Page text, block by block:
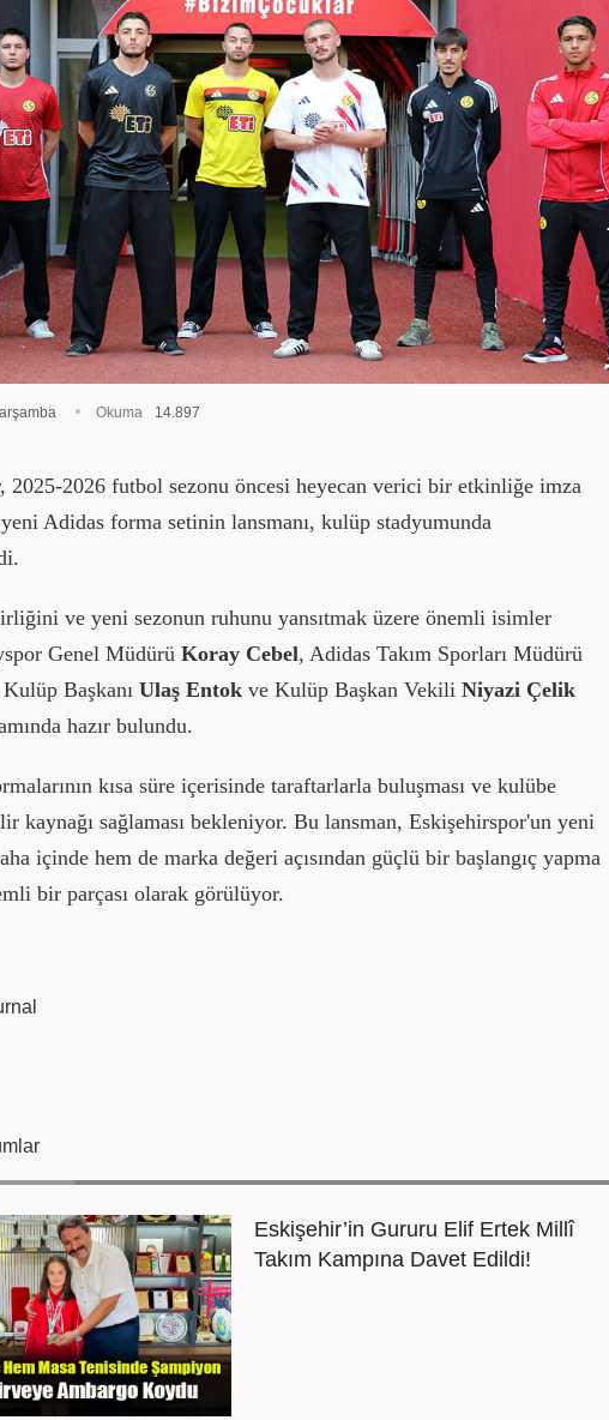
Okuma 14.897
2025-2026 futbol sezonu öncesi heyecan verici bir etkinliğe imza
yeni Adidas forma setinin lansmanı, kulüp stadyumunda
ve yeni sezonun ruhunu yansıtmak üzere önemli isimler
Genel Müdürü Koray Cebel, Adidas Takım Sporları Müdürü
Başkanı Ulaş Entok ve Kulüp Başkan Vekili Niyazi Çelik
hazır bulundu.
kısa süre içerisinde taraftarlarla buluşması ve kulübe
kaynağı sağlaması bekleniyor. Bu lansman, Eskişehirspor'un yeni
içinde hem de marka değeri açısından güçlü bir başlangıç yapma
bir parçası olarak görülüyor.
Eskişehir’in Gururu Elif Ertek Millî
Takım Kampına Davet Edildi!